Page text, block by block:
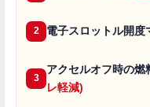
2 電子スロットル開度
3
アクセルオフ時の燃
レ軽減)